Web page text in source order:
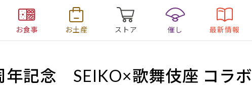
お食事 お土産 ストア 催し 最新情報
年記念 SEIKO×歌舞伎座 コラボ